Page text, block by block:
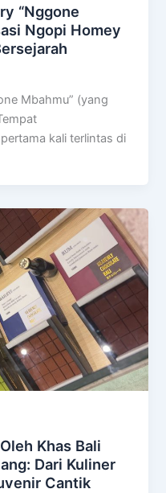
“Nggone
Ngopi Homey
Mbahmu” (yang
kali terlintas di
Khas Bali
Dari Kuliner
Cantik